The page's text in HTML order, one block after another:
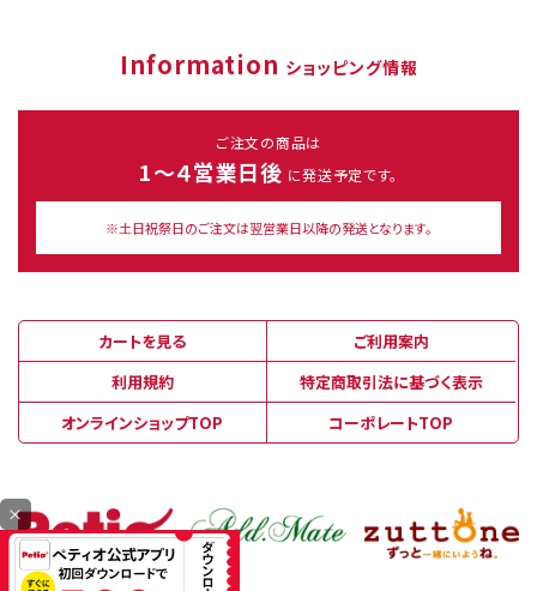
Information ショッピング情報
ご注文の商品は
1～４営業日後 に発送予定です。
※土日祝祭日のご注文は翌営業日以降の発送となります。
カートを見る
ご利用案内
利用規約
特定商取引法に基づく表示
オンラインショップTOP
コーポレートTOP
×